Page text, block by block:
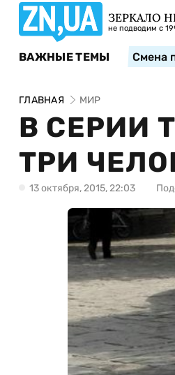
ЗЕРКАЛО
не подводим с
ВАЖНЫЕ ТЕМЫ Смена
ГЛАВНАЯ МИР
В СЕРИИ
ТРИ
13 октября, 2015, 22:03